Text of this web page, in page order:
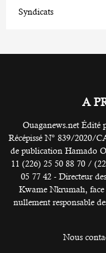
Syndicats
A
Ouaganews.net Édité
Récépissé N° 839/2020/
de publication Hamado
11 (226) 25 50 88 70 /
05 77 42 - Directeur
Kwame Nkrumah, face
nullement responsable
Nous